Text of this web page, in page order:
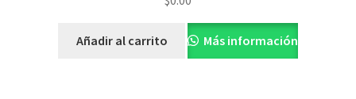
Añadir al carrito Más información